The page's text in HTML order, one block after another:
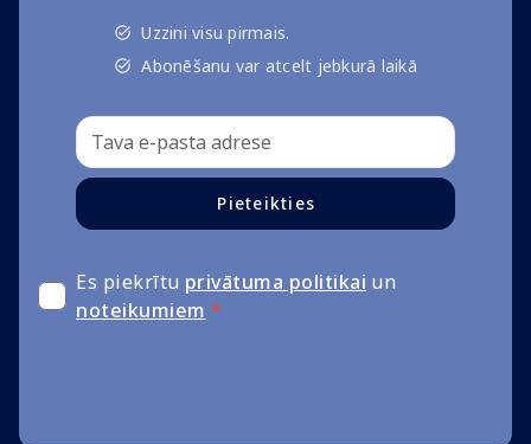
Uzzini visu pirmais.
Abonēšanu var atcelt jebkurā laikā
Pieteikties
Es piekrītu privātuma politikai un
noteikumiem *